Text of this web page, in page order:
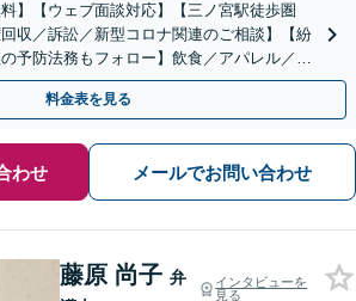
】【ウェブ面談対応】【三ノ宮駅徒歩圏
収／訴訟／新型コロナ関連のご相談】【紛
予防法務もフォロー】飲食／アパレル／不
の企業様をサポート。
料金表を見る
わせ メールでお問い合わせ
藤原 尚子 弁
インタビューを
見る